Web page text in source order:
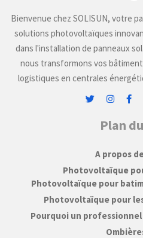
Bienvenue chez SOLISUN, votre
solutions photovoltaïques
dans l'installation de panneaux
nous transformons vos
logistiques en centrales
Plan
A propos
Photovoltaïque
Photovoltaïque pour
Photovoltaïque pour
Pourquoi un